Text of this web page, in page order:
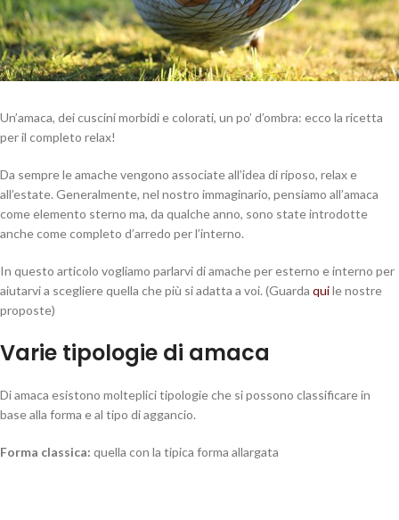
Un’amaca, dei cuscini morbidi e colorati, un po’ d’ombra: ecco la ricetta
per il completo relax!
Da sempre le amache vengono associate all’idea di riposo, relax e
all’estate. Generalmente, nel nostro immaginario, pensiamo all’amaca
come elemento sterno ma, da qualche anno, sono state introdotte
anche come completo d’arredo per l’interno.
In questo articolo vogliamo parlarvi di amache per esterno e interno per
aiutarvi a scegliere quella che più si adatta a voi. (Guarda quile nostre
proposte)
Varie tipologie di amaca
Di amaca esistono molteplici tipologie che si possono classificare in
base alla forma e al tipo di aggancio.
Forma classica: quella con la tipica forma allargata